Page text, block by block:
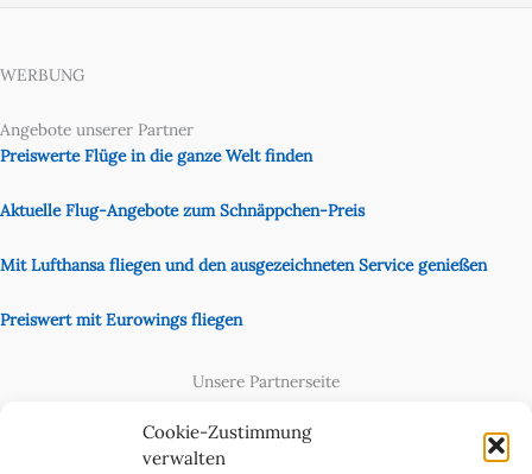
Cookie-Zustimmung
verwalten
WERBUNG
Angebote unserer Partner
Preiswerte Flüge in die ganze Welt finden
Aktuelle Flug-Angebote zum Schnäppchen-Preis
Mit Lufthansa fliegen und den ausgezeichneten Service genießen
Preiswert mit Eurowings fliegen
Unsere Partnerseite